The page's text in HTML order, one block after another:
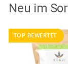
Neu im
TOP BEWERTET